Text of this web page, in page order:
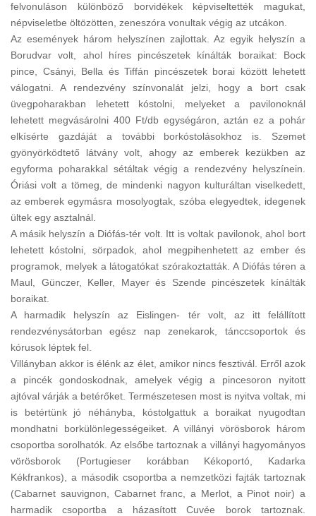
felvonuláson különböző borvidékek képviseltették magukat,
népviseletbe öltözötten, zeneszóra vonultak végig az utcákon.
Az események három helyszínen zajlottak. Az egyik helyszín a
Borudvar volt, ahol híres pincészetek kínálták boraikat: Bock
pince, Csányi, Bella és Tiffán pincészetek borai között lehetett
válogatni. A rendezvény színvonalát jelzi, hogy a bort csak
üvegpoharakban lehetett kóstolni, melyeket a pavilonoknál
lehetett megvásárolni 400 Ft/db egységáron, aztán ez a pohár
elkísérte gazdáját a további borkóstolásokhoz is. Szemet
gyönyörködtető látvány volt, ahogy az emberek kezükben az
egyforma poharakkal sétáltak végig a rendezvény helyszínein.
Óriási volt a tömeg, de mindenki nagyon kulturáltan viselkedett,
az emberek egymásra mosolyogtak, szóba elegyedtek, idegenek
ültek egy asztalnál.
A másik helyszín a Diófás-tér volt. Itt is voltak pavilonok, ahol bort
lehetett kóstolni, sörpadok, ahol megpihenhetett az ember és
programok, melyek a látogatókat szórakoztatták. A Diófás téren a
Maul, Günczer, Keller, Mayer és Szende pincészetek kínálták
boraikat.
A harmadik helyszín az Eislingen- tér volt, az itt felállított
rendezvénysátorban egész nap zenekarok, tánccsoportok és
kórusok léptek fel.
Villányban akkor is élénk az élet, amikor nincs fesztivál. Erről azok
a pincék gondoskodnak, amelyek végig a pincesoron nyitott
ajtóval várják a betérőket. Természetesen most is nyitva voltak, mi
is betértünk jó néhányba, kóstolgattuk a boraikat nyugodtan
mondhatni borkülönlegességeiket. A villányi vörösborok három
csoportba sorolhatók. Az elsőbe tartoznak a villányi hagyományos
vörösborok (Portugieser korábban Kékoportó, Kadarka
Kékfrankos), a második csoportba a nemzetközi fajták tartoznak
(Cabarnet sauvignon, Cabarnet franc, a Merlot, a Pinot noir) a
harmadik csoportba a házasított Cuvée borok tartoznak.